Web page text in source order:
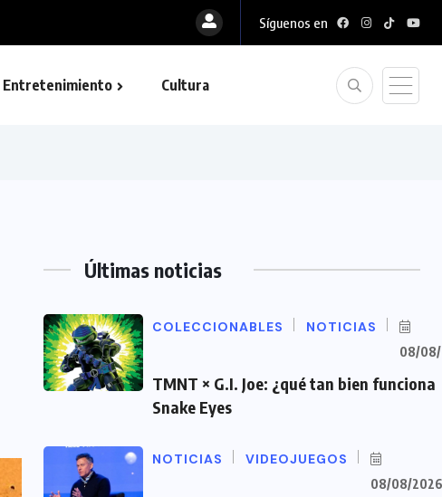
Síguenos en
Entretenimiento Cultura
Últimas noticias
COLECCIONABLES NOTICIAS
08/
TMNT × G.I. Joe: ¿qué tan bien funciona
Snake Eyes
NOTICIAS VIDEOJUEGOS
08/08/2026